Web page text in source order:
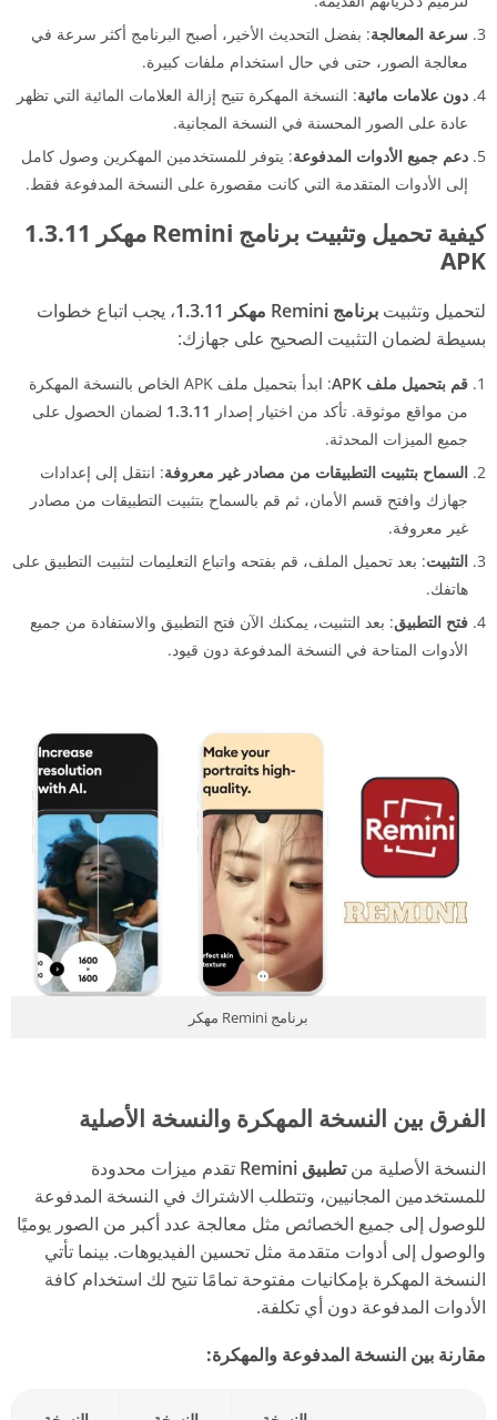
سرعة المعالجة: بفضل التحديث الأخير، أصبح البرنامج أكثر سرعة في
معالجة الصور، حتى في حال استخدام ملفات كبيرة.
دون علامات مائية: النسخة المهكرة تتيح إزالة العلامات المائية التي تظهر
عادة على الصور المحسنة في النسخة المجانية.
دعم جميع الأدوات المدفوعة: يتوفر للمستخدمين المهكرين وصول كامل
إلى الأدوات المتقدمة التي كانت مقصورة على النسخة المدفوعة فقط.
كيفية تحميل وتثبيت برنامج Remini مهكر 1.3.11
APK
لتحميل وتثبيت برنامج Remini مهكر 1.3.11
، يجب اتباع خطوات
بسيطة لضمان التثبيت الصحيح على جهازك:
قم بتحميل ملف APK
: ابدأ بتحميل ملف APK الخاص بالنسخة المهكرة
من مواقع موثوقة. تأكد من اختيار إصدار 1.3.11 لضمان الحصول على
جميع الميزات المحدثة.
السماح بتثبيت التطبيقات من مصادر غير معروفة: انتقل إلى إعدادات
جهازك وافتح قسم الأمان، ثم قم بالسماح بتثبيت التطبيقات من مصادر
غير معروفة.
التثبيت: بعد تحميل الملف، قم بفتحه واتباع التعليمات لتثبيت التطبيق على
هاتفك.
فتح التطبيق: بعد التثبيت، يمكنك الآن فتح التطبيق والاستفادة من جميع
الأدوات المتاحة في النسخة المدفوعة دون قيود.
برنامج Remini مهكر
الفرق بين النسخة المهكرة والنسخة الأصلية
النسخة الأصلية منتطبيق Remini
تقدم ميزات محدودة
للمستخدمين المجانيين، وتتطلب الاشتراك في النسخة المدفوعة
للوصول إلى جميع الخصائص مثل معالجة عدد أكبر من الصور يوميًا
والوصول إلى أدوات متقدمة مثل تحسين الفيديوهات. بينما تأتي
النسخة المهكرة بإمكانيات مفتوحة تمامًا تتيح لك استخدام كافة
الأدوات المدفوعة دون أي تكلفة.
مقارنة بين النسخة المدفوعة والمهكرة: